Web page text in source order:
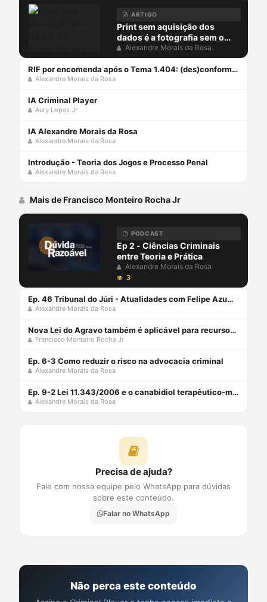
ARTIGO
Print sem aquisição dos
dados é a fotografia sem o
negativo
Alexandre Morais da Rosa
RIF por encomenda após o Tema 1.404: (des)conformidades
Alexandre Morais da Rosa
IA Criminal Player
Aury Lopes Jr
IA Alexandre Morais da Rosa
Alexandre Morais da Rosa
Introdução - Teoria dos Jogos e Processo Penal
Alexandre Morais da Rosa
Mais de Francisco Monteiro Rocha Jr
PODCAST
Ep 2 - Ciências Criminais
entre Teoria e Prática
Alexandre Morais da Rosa
3
Ep. 46 Tribunal do Júri - Atualidades com Felipe Azuma, Francisco e Alexandre
Alexandre Morais da Rosa
Nova Lei do Agravo também é aplicável para recursos criminais
Francisco Monteiro Rocha Jr
Ep. 6-3 Como reduzir o risco na advocacia criminal
Alexandre Morais da Rosa
Ep. 9-2 Lei 11.343/2006 e o canabidiol terapêutico-medicinal
Alexandre Morais da Rosa
Precisa de ajuda?
Fale com nossa equipe pelo WhatsApp para dúvidas
sobre este conteúdo.
Falar no WhatsApp
Não perca este conteúdo